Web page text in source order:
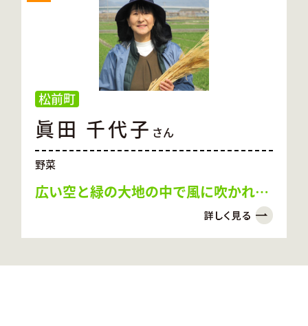
松前町
眞田 千代子 さん
野菜
広い空と緑の大地の中で風に吹かれて